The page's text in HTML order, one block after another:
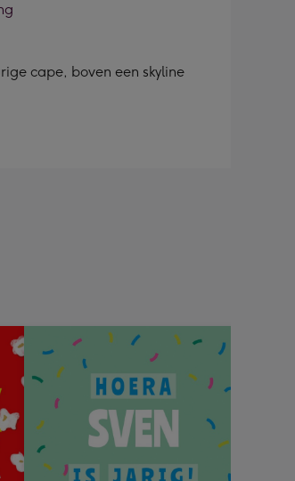
cape, boven een skyline